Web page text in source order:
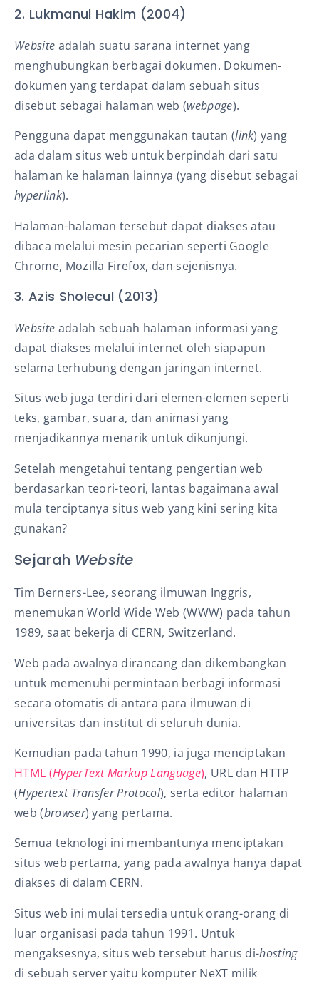
2. Lukmanul Hakim (2004)
Website adalah suatu sarana internet yang
menghubungkan berbagai dokumen. Dokumen-
dokumen yang terdapat dalam sebuah situs
disebut sebagai halaman web (webpage).
Pengguna dapat menggunakan tautan (link) yang
ada dalam situs web untuk berpindah dari satu
halaman ke halaman lainnya (yang disebut sebagai
hyperlink).
Halaman-halaman tersebut dapat diakses atau
dibaca melalui mesin pecarian seperti Google
Chrome, Mozilla Firefox, dan sejenisnya.
3. Azis Sholecul (2013)
Website adalah sebuah halaman informasi yang
dapat diakses melalui internet oleh siapapun
selama terhubung dengan jaringan internet.
Situs web juga terdiri dari elemen-elemen seperti
teks, gambar, suara, dan animasi yang
menjadikannya menarik untuk dikunjungi.
Setelah mengetahui tentang pengertian web
berdasarkan teori-teori, lantas bagaimana awal
mula terciptanya situs web yang kini sering kita
gunakan?
Sejarah Website
Tim Berners-Lee, seorang ilmuwan Inggris,
menemukan World Wide Web (WWW) pada tahun
1989, saat bekerja di CERN, Switzerland.
Web pada awalnya dirancang dan dikembangkan
untuk memenuhi permintaan berbagi informasi
secara otomatis di antara para ilmuwan di
universitas dan institut di seluruh dunia.
Kemudian pada tahun 1990, ia juga menciptakan
HTML (HyperText Markup Language), URL dan HTTP
(Hypertext Transfer Protocol), serta editor halaman
web (browser) yang pertama.
Semua teknologi ini membantunya menciptakan
situs web pertama, yang pada awalnya hanya dapat
diakses di dalam CERN.
Situs web ini mulai tersedia untuk orang-orang di
luar organisasi pada tahun 1991. Untuk
mengaksesnya, situs web tersebut harus di-hosting
di sebuah server yaitu komputer NeXT milik